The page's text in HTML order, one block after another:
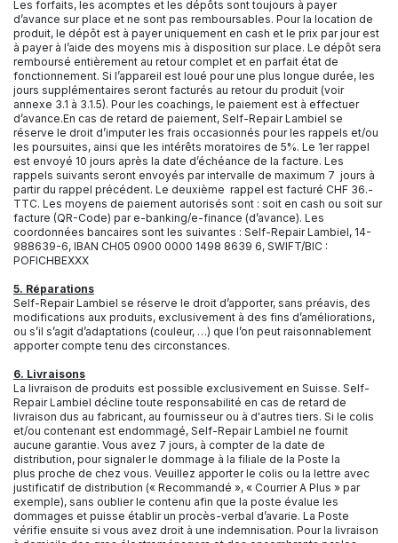
Les forfaits, les acomptes et les dépôts sont toujours à payer
d’avance sur place et ne sont pas remboursables. Pour la location de
produit, le dépôt est à payer uniquement en cash et le prix par jour est
à payer à l’aide des moyens mis à disposition sur place. Le dépôt sera
remboursé entièrement au retour complet et en parfait état de
fonctionnement. Si l’appareil est loué pour une plus longue durée, les
jours supplémentaires seront facturés au retour du produit (voir
annexe 3.1 à 3.1.5). Pour les coachings, le paiement est à effectuer
d’avance.En cas de retard de paiement, Self-Repair Lambiel se
réserve le droit d’imputer les frais occasionnés pour les rappels et/ou
les poursuites, ainsi que les intérêts moratoires de 5%. Le 1er rappel
est envoyé 10 jours après la date d’échéance de la facture. Les
rappels suivants seront envoyés par intervalle de maximum 7 jours à
partir du rappel précédent. Le deuxième rappel est facturé CHF 36.-
TTC. Les moyens de paiement autorisés sont : soit en cash ou soit sur
facture (QR-Code) par e-banking/e-finance (d’avance). Les
coordonnées bancaires sont les suivantes : Self-Repair Lambiel, 14-
988639-6, IBAN CH05 0900 0000 1498 8639 6, SWIFT/BIC :
POFICHBEXXX
5. Réparations
Self-Repair Lambiel se réserve le droit d’apporter, sans préavis, des
modifications aux produits, exclusivement à des fins d’améliorations,
ou s’il s’agit d’adaptations (couleur, …) que l’on peut raisonnablement
apporter compte tenu des circonstances.
6. Livraisons
La livraison de produits est possible exclusivement en Suisse. Self-
Repair Lambiel décline toute responsabilité en cas de retard de
livraison dus au fabricant, au fournisseur ou à d'autres tiers. Si le colis
et/ou contenant est endommagé, Self-Repair Lambiel ne fournit
aucune garantie. Vous avez 7 jours, à compter de la date de
distribution, pour signaler le dommage à la filiale de la Poste la
plus proche de chez vous. Veuillez apporter le colis ou la lettre avec
justificatif de distribution (« Recommandé », « Courrier A Plus » par
exemple), sans oublier le contenu afin que la poste évalue les
dommages et puisse établir un procès-verbal d’avarie. La Poste
vérifie ensuite si vous avez droit à une indemnisation. Pour la livraison